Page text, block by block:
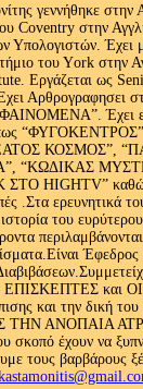
γεννήθηκε στην
Coventry στην
Υπολογιστών. Έχει
του Υork στην
Εργάζεται ως
Αρθρογραφησει
Έχει
ΚΟΣΜΟΣ”,
“ΚΩΔΙΚΑΣ
ΣΤΟ HIGHTV”
.Στα ερευνητικά
του
Έφεδρος
ΕΠΙΣΚΕΠΤΕΣ και
και την δική
ΤΗΝ ΑΝΟΠΑΙΑ
σκοπό έχουν να
τους βαρβάρους